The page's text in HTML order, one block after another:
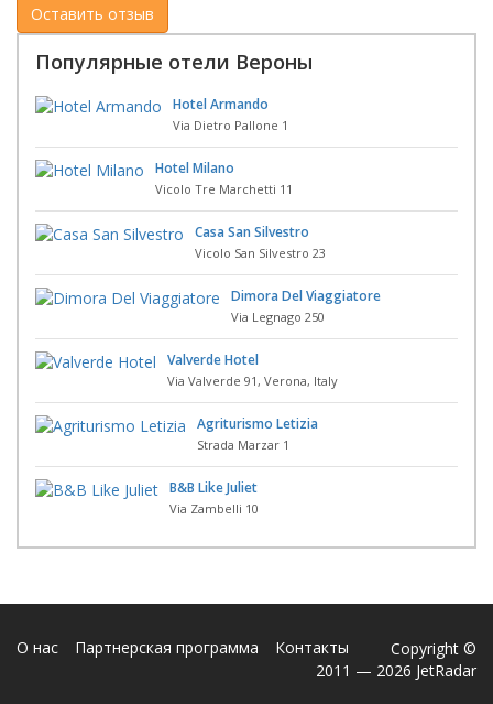
Популярные отели Вероны
Hotel Armando
Via Dietro Pallone 1
Hotel Milano
Vicolo Tre Marchetti 11
Casa San Silvestro
Vicolo San Silvestro 23
Dimora Del Viaggiatore
Via Legnago 250
Valverde Hotel
Via Valverde 91, Verona, Italy
Agriturismo Letizia
Strada Marzar 1
B&B Like Juliet
Via Zambelli 10
О нас Партнерская программа Контакты
Copyright ©
2011 — 2026 JetRadar